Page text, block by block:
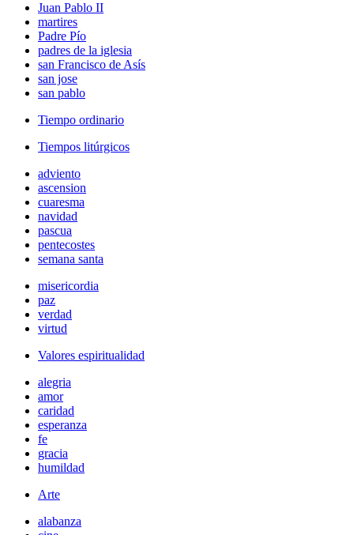
Juan Pablo II
martires
Padre Pío
padres de la iglesia
san Francisco de Asís
san jose
san pablo
Tiempo ordinario
Tiempos litúrgicos
adviento
ascension
cuaresma
navidad
pascua
pentecostes
semana santa
misericordia
paz
verdad
virtud
Valores espiritualidad
alegria
amor
caridad
esperanza
fe
gracia
humildad
Arte
alabanza